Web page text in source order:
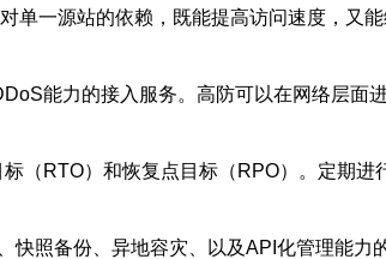
单一源站的依赖，既能提高访问速度，又
能力的接入服务。高防可以在网络层
（RTO）和恢复点目标（RPO）。定期
照备份、异地容灾、以及API化管理能